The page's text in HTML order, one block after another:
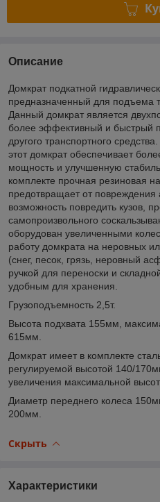
Описание
Домкрат подкатной
предназначенный для подъема
Данный домкрат является
более эффективный и быстрый
другого транспортного
этот домкрат обеспечивает
мощность и улучшенную
комплекте прочная резиновая
предотвращает от повреждения
возможность повредить кузов,
самопроизвольного
оборудован увеличенными
работу домкрата на неровных
(снег, песок, грязь, неровный
ручкой для переноски и
удобным для хранения.
Грузоподъемность 2,5т.
Высота подхвата 155мм,
615мм.
Домкрат имеет в комплекте
регулируемой высотой 140/
увеличения максимальной
Диаметр переднего колеса
200мм.
Скрыть
Характеристики